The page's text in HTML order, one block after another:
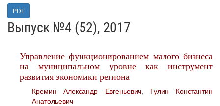
PDF
Выпуск №4 (52), 2017
Управление функционированием малого бизнеса
на муниципальном уровне как инструмент
развития экономики региона
Кремин Александр Евгеньевич, Гулин Константин
Анатольевич